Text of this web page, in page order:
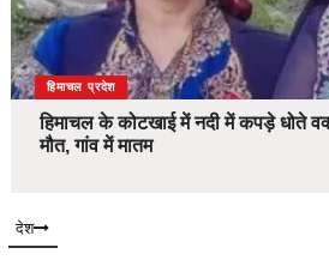
देश
हिमाचल प्रदेश
हिमाचल के कोटखाई में नदी में कपड़े धोते
मौत, गांव में मातम
देश